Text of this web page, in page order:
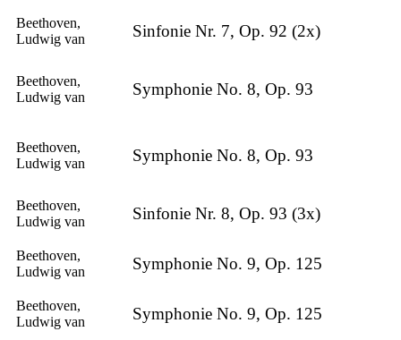
Beethoven,
Ludwig van
Sinfonie Nr. 7, Op. 92 (2x)
Beethoven,
Ludwig van
Symphonie No. 8, Op. 93
Beethoven,
Ludwig van
Symphonie No. 8, Op. 93
Beethoven,
Ludwig van
Sinfonie Nr. 8, Op. 93 (3x)
Beethoven,
Ludwig van
Symphonie No. 9, Op. 125
Beethoven,
Ludwig van
Symphonie No. 9, Op. 125